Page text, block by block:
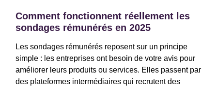
Comment fonctionnent réellement les
sondages rémunérés en 2025
Les sondages rémunérés reposent sur un principe
simple : les entreprises ont besoin de votre avis pour
améliorer leurs produits ou services. Elles passent par
des plateformes intermédiaires qui recrutent des